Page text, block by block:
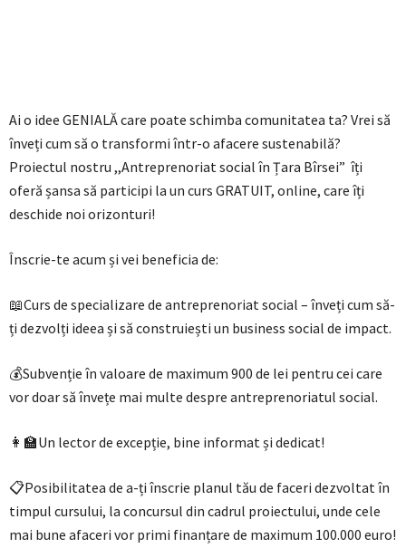
Ai o idee GENIALĂ care poate schimba comunitatea ta? Vrei să
înveți cum să o transformi într-o afacere sustenabilă?
Proiectul nostru ,,Antreprenoriat social în Țara Bîrsei” îți
oferă șansa să participi la un curs GRATUIT, online, care îți
deschide noi orizonturi!
Înscrie-te acum și vei beneficia de:
📖Curs de specializare de antreprenoriat social – înveți cum să-
ți dezvolți ideea și să construiești un business social de impact.
💰Subvenție în valoare de maximum 900 de lei pentru cei care
vor doar să învețe mai multe despre antreprenoriatul social.
👩‍🏫Un lector de excepție, bine informat și dedicat!
📋Posibilitatea de a-ți înscrie planul tău de faceri dezvoltat în
timpul cursului, la concursul din cadrul proiectului, unde cele
mai bune afaceri vor primi finanțare de maximum 100.000 euro!